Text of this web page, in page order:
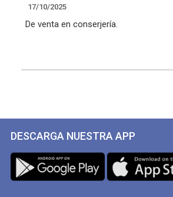
17/10/2025
De venta en conserjería.
DESCARGA NUESTRA APP